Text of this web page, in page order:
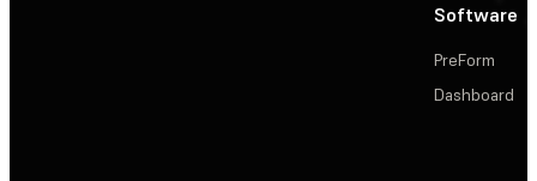
Software
PreForm
Dashboard